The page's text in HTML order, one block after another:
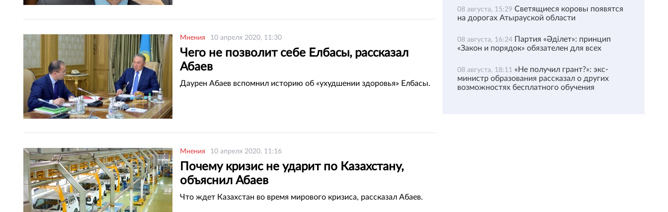
Мнения 10 апреля 2020, 11:30
Чего не позволит себе Елбасы, рассказал
Абаев
Даурен Абаев вспомнил историю об «ухудшении здоровья» Елбасы.
Мнения 10 апреля 2020, 11:16
Почему кризис не ударит по Казахстану,
объяснил Абаев
Что ждет Казахстан во время мирового кризиса, рассказал Абаев.
08 августа, 15:29 Светящиеся коровы появятся
на дорогах Атырауской области
08 августа, 16:24 Партия «Әділет»: принцип
«Закон и порядок» обязателен для всех
08 августа, 18:11 «Не получил грант?»: экс-
министр образования рассказал о других
возможностях бесплатного обучения